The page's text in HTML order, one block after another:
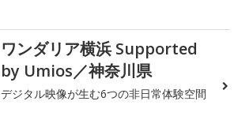
ワンダリア横浜 Supported
by Umios／神奈川県
デジタル映像が生む6つの非日常体験空間